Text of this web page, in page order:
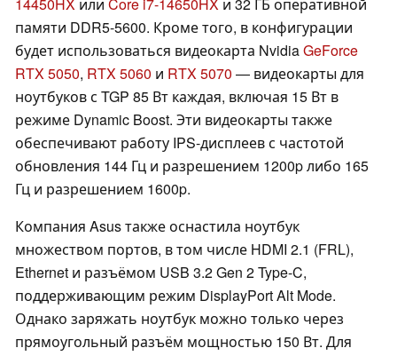
памяти DDR5-5600. Кроме того, в конфигурации
будет использоваться видеокарта NvidiaGeForce
RTX 5050, RTX 5060 и RTX 5070 — видеокарты для
ноутбуков с TGP 85 Вт каждая, включая 15 Вт в
режиме Dynamic Boost. Эти видеокарты также
обеспечивают работу IPS-дисплеев с частотой
обновления 144 Гц и разрешением 1200p либо 165
Гц и разрешением 1600p.
Компания Asus также оснастила ноутбук
множеством портов, в том числе HDMI 2.1 (FRL),
Ethernet и разъёмом USB 3.2 Gen 2 Type-C,
поддерживающим режим DisplayPort Alt Mode.
Однако заряжать ноутбук можно только через
прямоугольный разъём мощностью 150 Вт. Для